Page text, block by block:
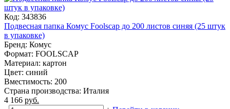
Код: 343836
Подвесная папка Комус Foolscap до 200 листов синяя (25 штук
в упаковке)
Бренд: Комус
Формат: FOOLSCAP
Материал: картон
Цвет: синий
Вместимость: 200
Страна производства: Италия
4 166 руб.